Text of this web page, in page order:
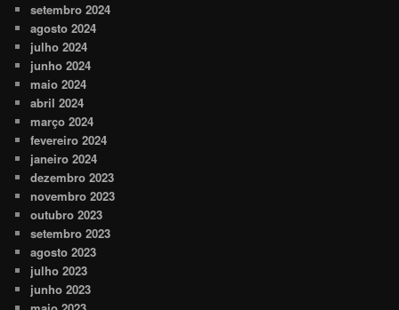
setembro 2024
agosto 2024
julho 2024
junho 2024
maio 2024
abril 2024
março 2024
fevereiro 2024
janeiro 2024
dezembro 2023
novembro 2023
outubro 2023
setembro 2023
agosto 2023
julho 2023
junho 2023